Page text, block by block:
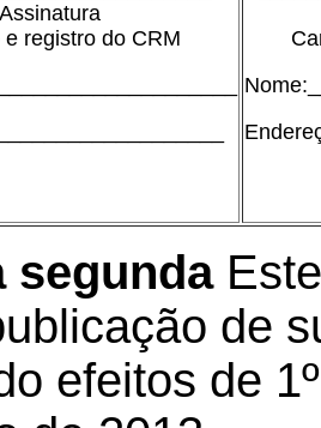
Assinatura
e registro do CRM
segunda
de
efeitos de